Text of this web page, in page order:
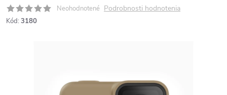
Neohodnotené Podrobnosti hodnotenia
Kód: 3180